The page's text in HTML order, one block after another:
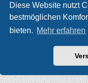
Diese Website nutzt
bestmöglichen
bieten. Mehr erfahren